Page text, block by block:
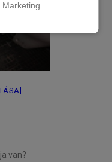
Marketing
van?